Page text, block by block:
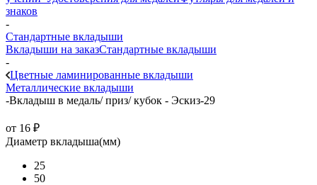
знаков
-
Стандартные вкладыши
Вкладыши на заказСтандартные вкладыши
-
Цветные ламинированные вкладыши
Металлические вкладыши
-Вкладыш в медаль/ приз/ кубок - Эскиз-29
от 16 ₽
Диаметр вкладыша(мм)
25
50